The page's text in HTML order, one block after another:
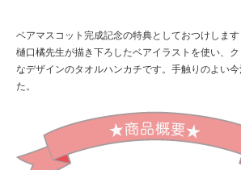
ベアマスコット完成記念の特典としておつけします
樋口橘先生が描き下ろしたベアイラストを使い、
なデザインのタオルハンカチです。手触りのよい
た。